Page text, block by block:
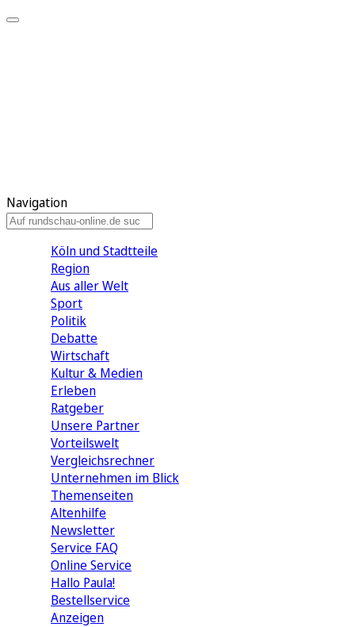
Navigation
Köln und Stadtteile
Region
Aus aller Welt
Sport
Politik
Debatte
Wirtschaft
Kultur & Medien
Erleben
Ratgeber
Unsere Partner
Vorteilswelt
Vergleichsrechner
Unternehmen im Blick
Themenseiten
Altenhilfe
Newsletter
Service FAQ
Online Service
Hallo Paula!
Bestellservice
Anzeigen